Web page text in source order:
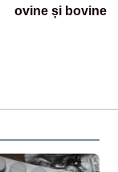
ovine și bovine